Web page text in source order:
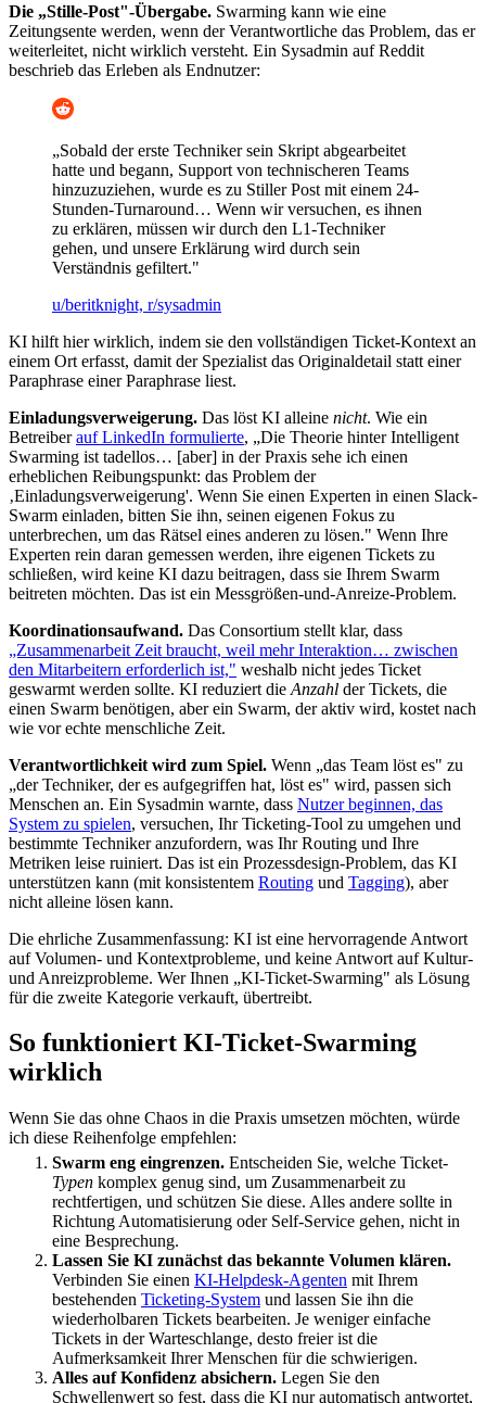
Die „Stille-Post"-Übergabe. Swarming kann wie eine
Zeitungsente werden, wenn der Verantwortliche das Problem, das er
weiterleitet, nicht wirklich versteht. Ein Sysadmin auf Reddit
beschrieb das Erleben als Endnutzer:
„Sobald der erste Techniker sein Skript abgearbeitet
hatte und begann, Support von technischeren Teams
hinzuzuziehen, wurde es zu Stiller Post mit einem 24-
Stunden-Turnaround… Wenn wir versuchen, es ihnen
zu erklären, müssen wir durch den L1-Techniker
gehen, und unsere Erklärung wird durch sein
Verständnis gefiltert."
u/beritknight, r/sysadmin
KI hilft hier wirklich, indem sie den vollständigen Ticket-Kontext an
einem Ort erfasst, damit der Spezialist das Originaldetail statt einer
Paraphrase einer Paraphrase liest.
Einladungsverweigerung. Das löst KI alleine nicht. Wie ein
Betreiberauf LinkedIn formulierte, „Die Theorie hinter Intelligent
Swarming ist tadellos… [aber] in der Praxis sehe ich einen
erheblichen Reibungspunkt: das Problem der
‚Einladungsverweigerung'. Wenn Sie einen Experten in einen Slack-
Swarm einladen, bitten Sie ihn, seinen eigenen Fokus zu
unterbrechen, um das Rätsel eines anderen zu lösen." Wenn Ihre
Experten rein daran gemessen werden, ihre eigenen Tickets zu
schließen, wird keine KI dazu beitragen, dass sie Ihrem Swarm
beitreten möchten. Das ist ein Messgrößen-und-Anreize-Problem.
Koordinationsaufwand. Das Consortium stellt klar, dass
„Zusammenarbeit Zeit braucht, weil mehr Interaktion… zwischen
den Mitarbeitern erforderlich ist," weshalb nicht jedes Ticket
geswarmt werden sollte. KI reduziert die Anzahl der Tickets, die
einen Swarm benötigen, aber ein Swarm, der aktiv wird, kostet nach
wie vor echte menschliche Zeit.
Verantwortlichkeit wird zum Spiel. Wenn „das Team löst es" zu
„der Techniker, der es aufgegriffen hat, löst es" wird, passen sich
Menschen an. Ein Sysadmin warnte, dass Nutzer beginnen, das
System zu spielen, versuchen, Ihr Ticketing-Tool zu umgehen und
bestimmte Techniker anzufordern, was Ihr Routing und Ihre
Metriken leise ruiniert. Das ist ein Prozessdesign-Problem, das KI
unterstützen kann (mit konsistentem Routing und Tagging), aber
nicht alleine lösen kann.
Die ehrliche Zusammenfassung: KI ist eine hervorragende Antwort
auf Volumen- und Kontextprobleme, und keine Antwort auf Kultur-
und Anreizprobleme. Wer Ihnen „KI-Ticket-Swarming" als Lösung
für die zweite Kategorie verkauft, übertreibt.
So funktioniert KI-Ticket-Swarming
wirklich
Wenn Sie das ohne Chaos in die Praxis umsetzen möchten, würde
ich diese Reihenfolge empfehlen:
Swarm eng eingrenzen. Entscheiden Sie, welche Ticket-
Typen komplex genug sind, um Zusammenarbeit zu
rechtfertigen, und schützen Sie diese. Alles andere sollte in
Richtung Automatisierung oder Self-Service gehen, nicht in
eine Besprechung.
Lassen Sie KI zunächst das bekannte Volumen klären.
Verbinden Sie einen KI-Helpdesk-Agenten mit Ihrem
bestehenden Ticketing-System und lassen Sie ihn die
wiederholbaren Tickets bearbeiten. Je weniger einfache
Tickets in der Warteschlange, desto freier ist die
Aufmerksamkeit Ihrer Menschen für die schwierigen.
Alles auf Konfidenz absichern. Legen Sie den
Schwellenwert so fest, dass die KI nur automatisch antwortet,